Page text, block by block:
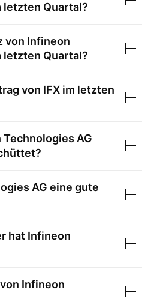
letzten Quartal?
von Infineon
letzten Quartal?
von IFX im letzten
AG
AG eine gute
hat Infineon
Infineon